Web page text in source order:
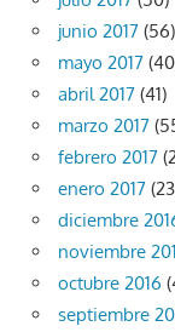
junio 2017 (56)
mayo 2017
abril 2017 (41)
marzo 2017
febrero 2017
enero 2017
diciembre
noviembre
octubre 2016
septiembre